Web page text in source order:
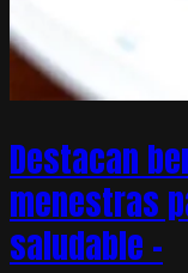
Destacan
menestras
saludable –